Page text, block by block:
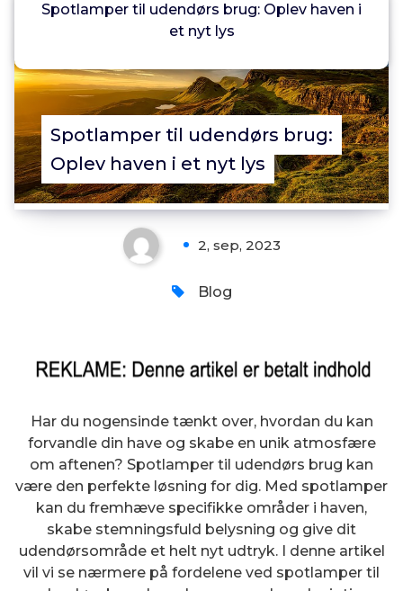
Spotlamper til udendørs brug: Oplev haven i
et nyt lys
Annonce
Spotlamper til udendørs brug:
Oplev haven i et nyt lys
2, sep, 2023
Blog
Har du nogensinde tænkt over, hvordan du kan
forvandle din have og skabe en unik atmosfære
om aftenen? Spotlamper til udendørs brug kan
være den perfekte løsning for dig. Med spotlamper
kan du fremhæve specifikke områder i haven,
skabe stemningsfuld belysning og give dit
udendørsområde et helt nyt udtryk. I denne artikel
vil vi se nærmere på fordelene ved spotlamper til